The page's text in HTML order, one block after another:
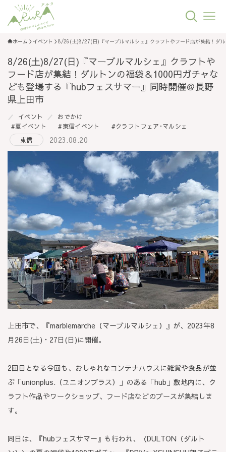
ホーム イベント 8/26(土)8/27(日)『マーブルマルシェ』クラフトやフード店が集結！ダ
8/26(土)8/27(日)『マーブルマルシェ』クラフトや
フード店が集結！ダルトンの福袋＆1000円ガチャな
ども登場する『hubフェスサマー』同時開催＠長野
県上田市
イベント
おでかけ
夏イベント
東信イベント
クラフトフェア･マルシェ
東信
2023.08.20
上田市で、『marblemarche（マーブルマルシェ）』が、2023年8
月26日(土)・27日(日)に開催。
2回目となる今回も、おしゃれなコンテナハウスに雑貨や食品が並
ぶ「unionplus.（ユニオンプラス）」のある「hub」敷地内に、ク
ラフト作品やワークショップ、フード店などのブースが集結しま
す。
同日は、『hubフェスサマー』も行われ、〈DULTON（ダルト